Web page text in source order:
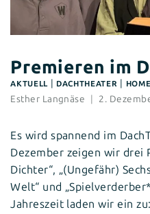
Premieren im
AKTUELL| DACHTHEATER | HOME
Esther Langnäse 2.
Es wird spannend im
Dezember zeigen wir drei
Dichter“, „(Ungefähr)
Welt“ und
Jahreszeit laden wir ein